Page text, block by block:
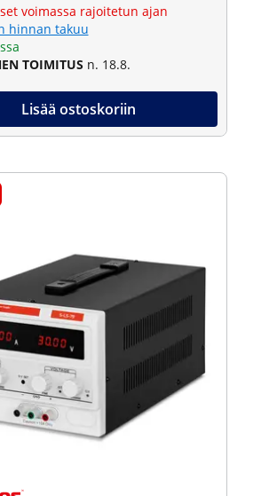
voimassa rajoitetun ajan
hinnan takuu
TOIMITUS n. 18.8.
Lisää ostoskoriin